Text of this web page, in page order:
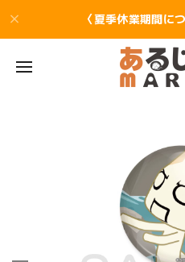
〈夏季休業期間に